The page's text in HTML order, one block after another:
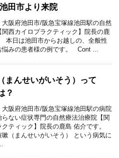
田市より来院
大阪府池田市/阪急宝塚線池田駅の自然
関西カイロプラクティック】院長の鹿
本日は池田市からお越しの、全般性
悩みの患者様の例です。 Cont ...
まんせいがいそう）って
？
大阪府池田市/阪急宝塚線池田駅の病院
らない症状専門の自然療法治療院【関
ティック】院長の鹿島 佑介です。
（まんせいがいそう） という病気に